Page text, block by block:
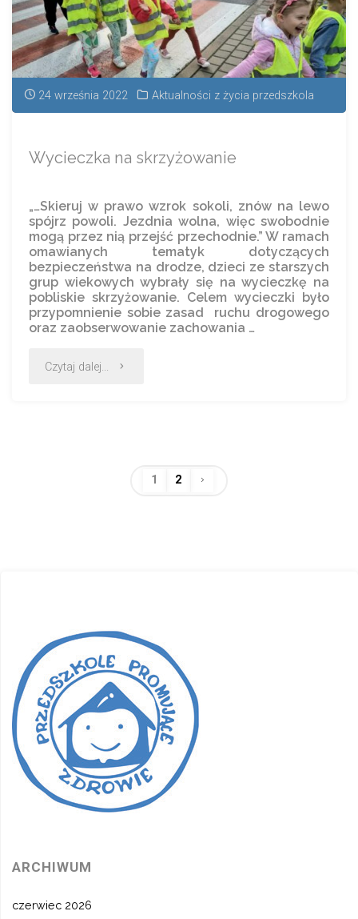
24 września 2022 Aktualności z życia przedszkola
Wycieczka na skrzyżowanie
„…Skieruj w prawo wzrok sokoli, znów na lewo
spójrz powoli. Jezdnia wolna, więc swobodnie
mogą przez nią przejść przechodnie.” W ramach
omawianych tematyk dotyczących
bezpieczeństwa na drodze, dzieci ze starszych
grup wiekowych wybrały się na wycieczkę na
pobliskie skrzyżowanie. Celem wycieczki było
przypomnienie sobie zasad ruchu drogowego
oraz zaobserwowanie zachowania …
Czytaj dalej...
1 2
ARCHIWUM
czerwiec 2026